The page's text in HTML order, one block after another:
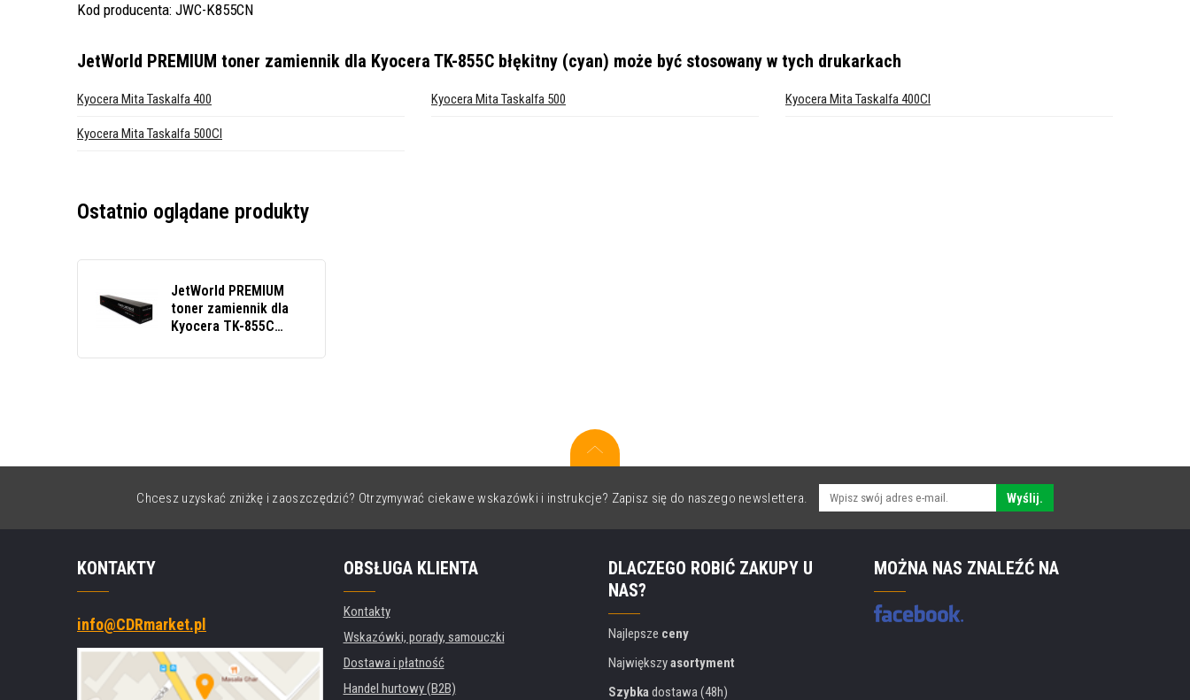
Kod producenta: JWC-K855CN
JetWorld PREMIUM toner zamiennik dla Kyocera TK-855C błękitny (cyan) może być stosowany w tych drukarkach
Kyocera Mita Taskalfa 400 Kyocera Mita Taskalfa 500 Kyocera Mita Taskalfa 400CI
Kyocera Mita Taskalfa 500CI
Ostatnio oglądane produkty
JetWorld PREMIUM
toner zamiennik dla
Kyocera TK-855C
Chcesz uzyskać zniżkę i zaoszczędzić? Otrzymywać ciekawe wskazówki i instrukcje? Zapisz się do naszego newslettera. Wyślij.
KONTAKTY
info@CDRmarket.pl
OBSŁUGA KLIENTA
Kontakty
Wskazówki, porady, samouczki
Dostawa i płatność
Handel hurtowy (B2B)
DLACZEGO ROBIĆ ZAKUPY U
NAS?
Najlepsze ceny
Największyasortyment
Szybkadostawa (48h)
MOŻNA NAS ZNALEŹĆ NA